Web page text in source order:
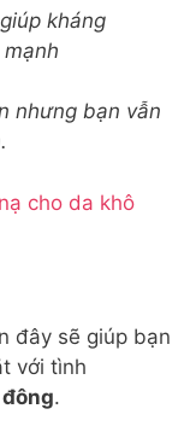
kháng
nhưng bạn vẫn
cho da khô
đây sẽ giúp bạn
với tình
.